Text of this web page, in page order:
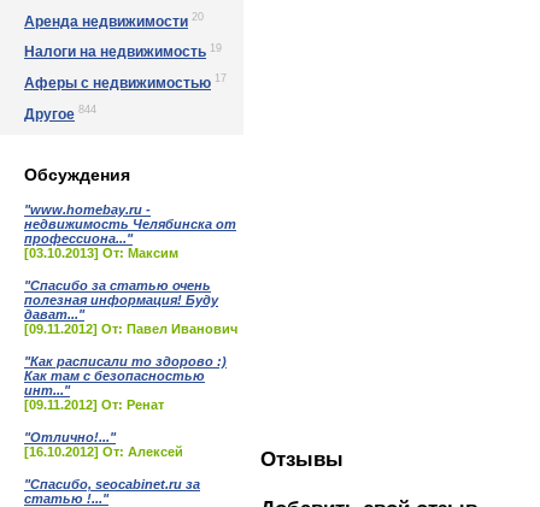
Аренда недвижимости 20
Налоги на недвижимость 19
Аферы с недвижимостью 17
Другое 844
Обсуждения
"www.homebay.ru -
недвижимость Челябинска от
профессиона..."
[03.10.2013] От: Максим
"Спасибо за статью очень
полезная информация! Буду
дават..."
[09.11.2012] От: Павел Иванович
"Как расписали то здорово :)
Как там с безопасностью
инт..."
[09.11.2012] От: Ренат
"Отлично!..."
[16.10.2012] От: Алексей
"Спасибо, seocabinet.ru за
статью !..."
Отзывы